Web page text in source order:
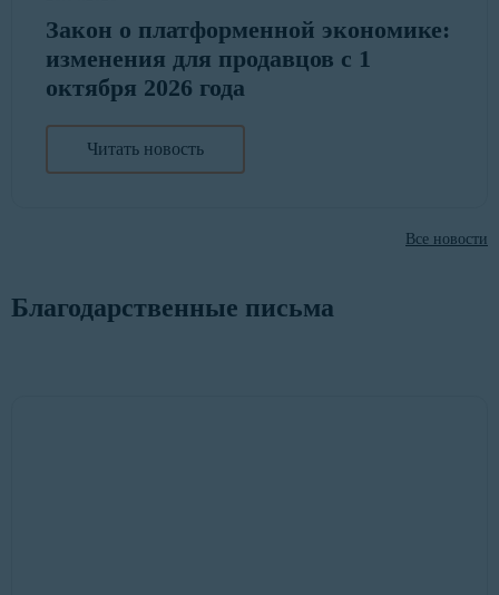
Закон о платформенной экономике:
изменения для продавцов с 1
октября 2026 года
Читать новость
Все новости
Благодарственные письма